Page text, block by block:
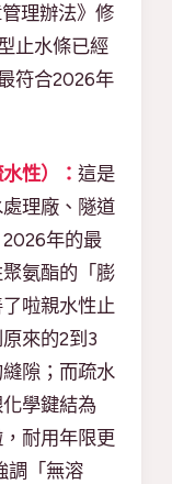
理辦法》修
止水條已經
符合2026年
性）： 這是
理廠、隧道
年的最
氨酯的「膨
啦親水性止
來的2到3
隙；而疏水
學鍵結為
耐用年限更
調「無溶